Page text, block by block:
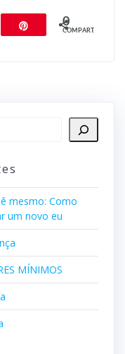
0
COMPART.
mesmo: Como
um novo eu
MÍNIMOS